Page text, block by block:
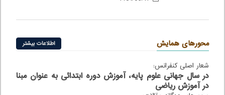
محورهای همایش اطلاعات بیشتر
شعار اصلی کنفرانس:
در سال جهانی علوم پایه، آموزش دوره ابتدائی به عنوان مبنا
در آموزش ریاضی